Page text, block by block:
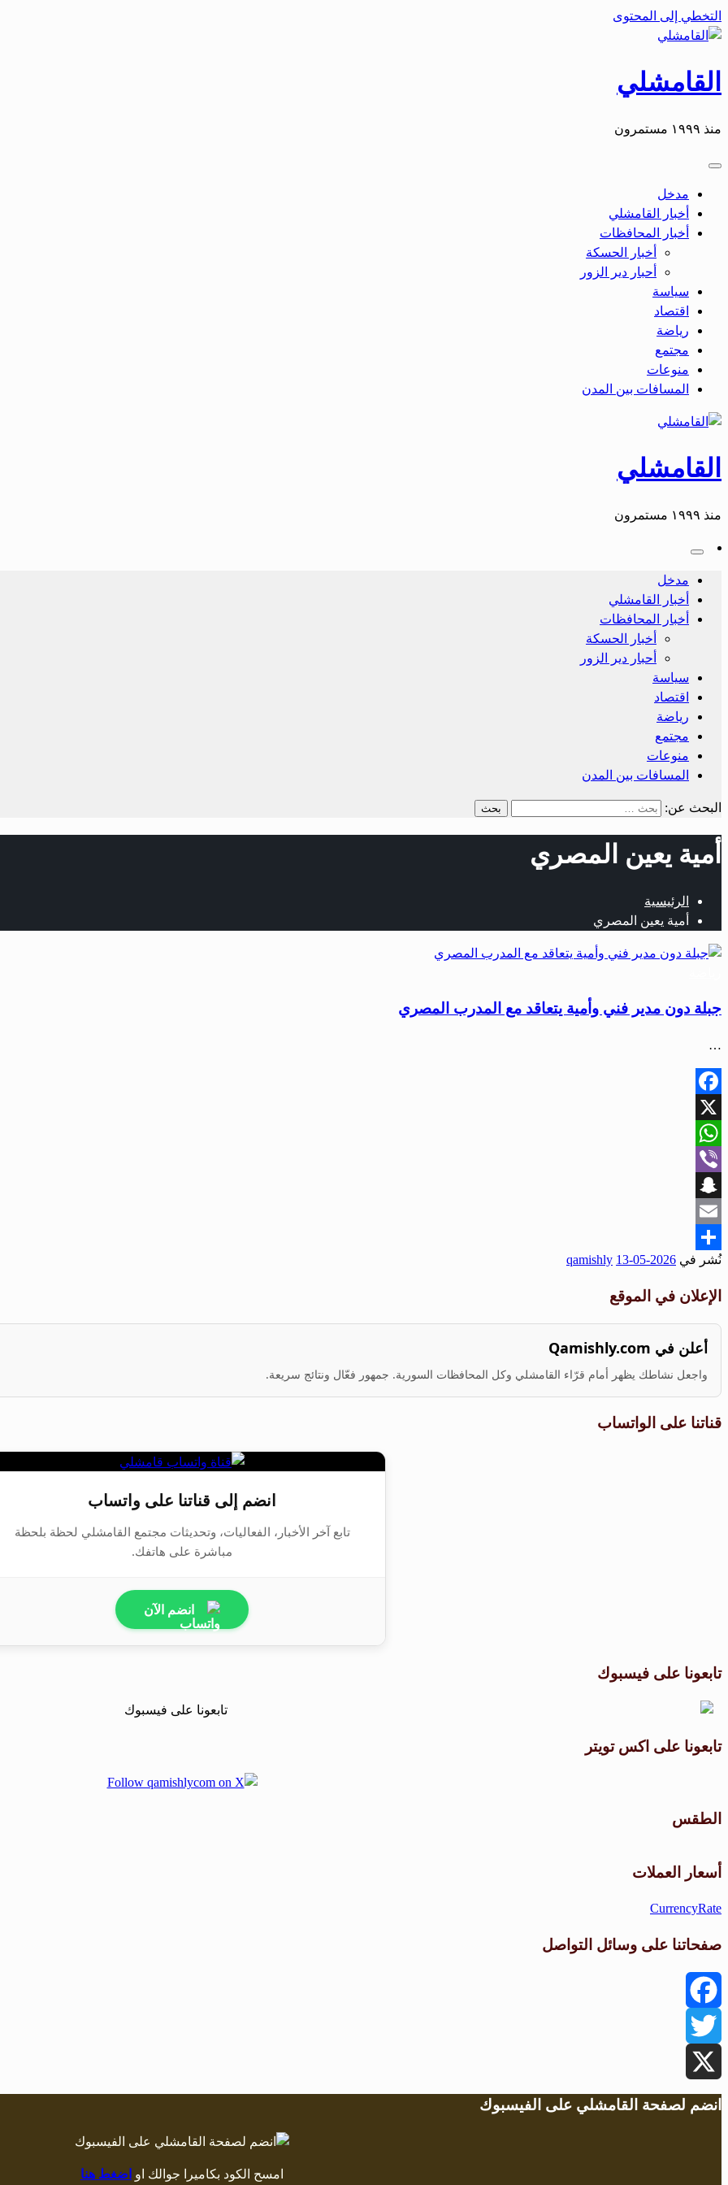
التخطي إلى المحتوى
القامشلي
منذ ١٩٩٩ مستمرون
مدخل
أخبار القامشلي
أخبار المحافظات
أخبار الحسكة
أحبار دير الزور
سياسة
اقتصاد
رياضة
مجتمع
منوعات
المسافات بين المدن
القامشلي
منذ ١٩٩٩ مستمرون
مدخل
أخبار القامشلي
أخبار المحافظات
أخبار الحسكة
أحبار دير الزور
سياسة
اقتصاد
رياضة
مجتمع
منوعات
المسافات بين المدن
البحث عن:
أمية يعين المصري
الرئيسية
أمية يعين المصري
جبلة دون مدير فني وأمية يتعاقد مع المدرب المصري
…
Facebook
X
WhatsApp
Viber
Snapchat
Email
Share
نُشر في 2026-05-13
qamishly
الإعلان في الموقع
أعلن في Qamishly.com
واجعل نشاطك يظهر أمام قرّاء القامشلي وكل المحافظات السورية. جمهور فعّال ونتائج سريعة.
قناتنا على الواتساب
انضم إلى قناتنا على واتساب
تابع آخر الأخبار، الفعاليات، وتحديثات مجتمع القامشلي لحظة بلحظة
مباشرة على هاتفك.
انضم الآن
تابعونا على فيسبوك
تابعونا على اكس تويتر
الطقس
أسعار العملات
CurrencyRate
صفحاتنا على وسائل التواصل
Facebook
Twitter
X
انضم لصفحة القامشلي على الفيسبوك
امسح الكود بكاميرا جوالك او اضغط هنا